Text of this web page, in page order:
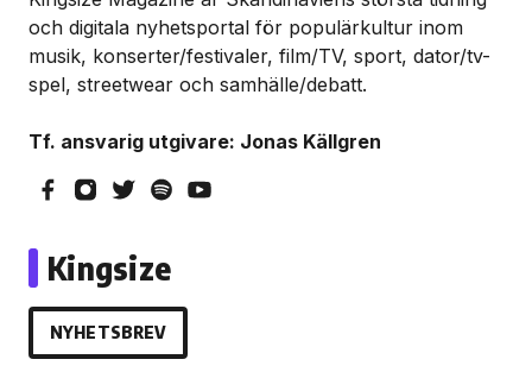
och digitala nyhetsportal för populärkultur inom
musik, konserter/festivaler, film/TV, sport, dator/tv-
spel, streetwear och samhälle/debatt.
Tf. ansvarig utgivare: Jonas Källgren
Kingsize
NYHETSBREV